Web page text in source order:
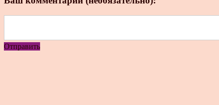
Отправить